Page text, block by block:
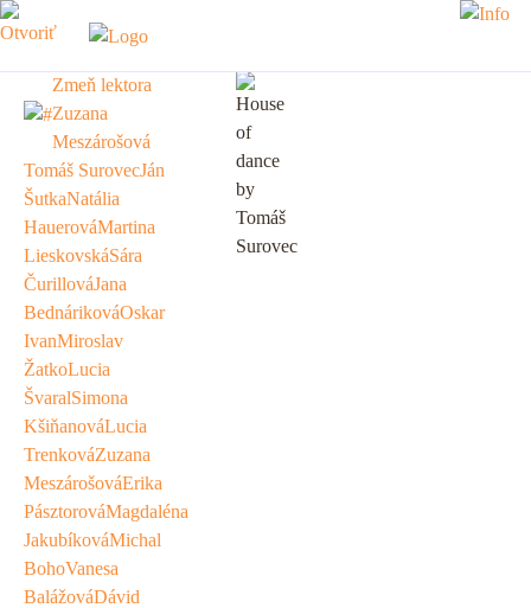
Zmeň lektora
Zuzana
Meszárošová
Tomáš SurovecJán
ŠutkaNatália
HauerováMartina
LieskovskáSára
ČurillováJana
BednárikováOskar
IvanMiroslav
ŽatkoLucia
ŠvaralSimona
KšiňanováLucia
TrenkováZuzana
MeszárošováErika
PásztorováMagdaléna
JakubíkováMichal
BohoVanesa
BalážováDávid